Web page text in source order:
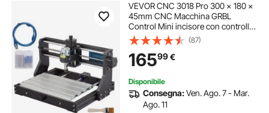
VEVOR CNC 3018 Pro 300 × 180 ×
45mm CNC Macchina GRBL
Control Mini incisore con controller
offline 3 assi Macchina per
incisione per intaglio Fresatura
Plastica Acrilico Legno PVC
(87)
16599€
Disponibile
Consegna:Ven. Ago. 7 - Mar.
Ago. 11